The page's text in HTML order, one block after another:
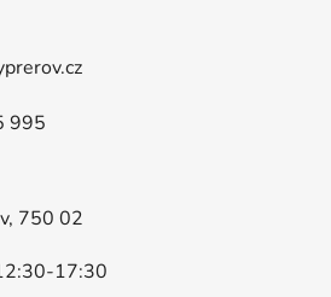
995
750 02
17:30